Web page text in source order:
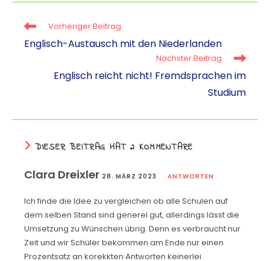
ts
A
gr
a
m
e
m
a
l y
Li
n
Vorheriger Beitrag
Englisch-Austausch mit den Niederlanden
Nächster Beitrag
Englisch reicht nicht! Fremdsprachen im
Studium
DIESER BEITRAG HAT 2 KOMMENTARE
Clara Dreixler 28. MÄRZ 2023 ANTWORTEN
Ich finde die Idee zu vergleichen ob alle Schulen auf
dem selben Stand sind generel gut, allerdings lässt die
Umsetzung zu Wünschen übrig. Denn es verbraucht nur
Zeit und wir Schüler bekommen am Ende nur einen
Prozentsatz an korekkten Antworten keinerlei